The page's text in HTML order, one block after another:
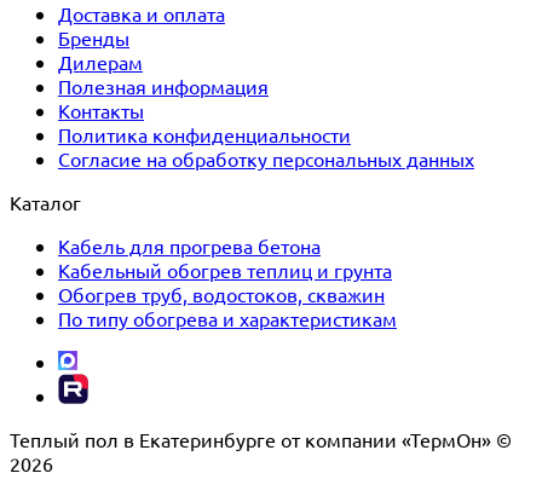
Доставка и оплата
Бренды
Дилерам
Полезная информация
Контакты
Политика конфиденциальности
Согласие на обработку персональных данных
Каталог
Кабель для прогрева бетона
Кабельный обогрев теплиц и грунта
Обогрев труб, водостоков, скважин
По типу обогрева и характеристикам
Теплый пол в Екатеринбурге от компании «ТермОн» ©
2026